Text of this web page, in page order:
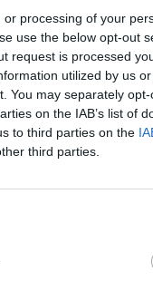
processing of your
use the below opt-out
request is processed
utilized by us
You may separately
on the IAB’s list of
to third parties on the
third parties.
αναζητούν
από
Λεωφόρος
Κοκκίνη